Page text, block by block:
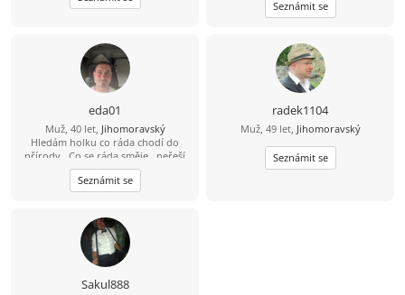
Seznámit se
eda01
Muž, 40 let, Jihomoravský
Hledám holku co ráda chodí do
přírody . Co se ráda směje , neřeší
hlouposti je veselá a ráda užívá
života .
Seznámit se
radek1104
Muž, 49 let, Jihomoravský
Seznámit se
Sakul888